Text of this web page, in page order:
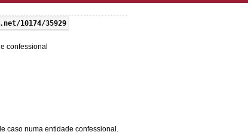
10174/35929
confessional
caso numa entidade confessional.